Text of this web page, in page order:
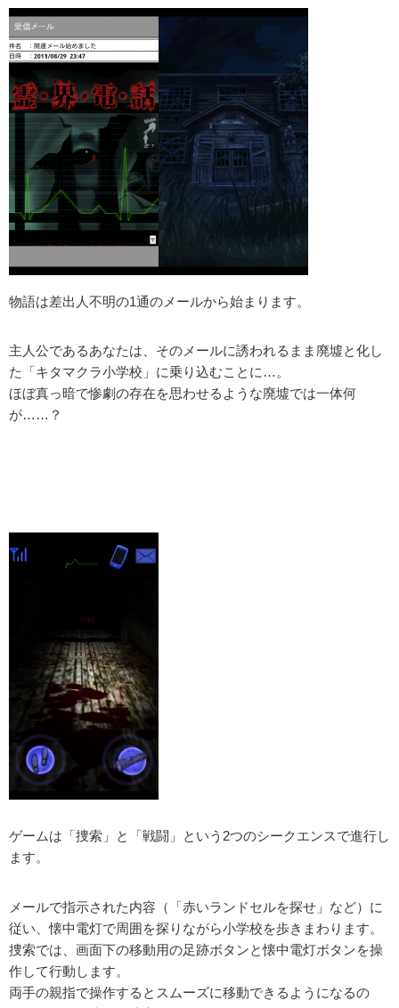
物語は差出人不明の1通のメールから始まります。
主人公であるあなたは、そのメールに誘われるまま廃墟と化し
た「キタマクラ小学校」に乗り込むことに…。
ほぼ真っ暗で惨劇の存在を思わせるような廃墟では一体何
が……？
ゲームは「捜索」と「戦闘」という2つのシークエンスで進行し
ます。
メールで指示された内容（「赤いランドセルを探せ」など）に
従い、懐中電灯で周囲を探りながら小学校を歩きまわります。
捜索では、画面下の移動用の足跡ボタンと懐中電灯ボタンを操
作して行動します。
両手の親指で操作するとスムーズに移動できるようになるの